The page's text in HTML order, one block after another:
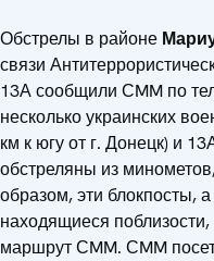
Обстрелы в районе
связи
13А сообщили СMM по
несколько украинских
км к югу от г. Донецк) и
обстреляны из
образом, эти
находящиеся
маршрут СMM. СMM